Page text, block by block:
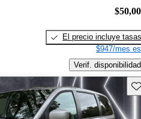
El precio incluye tasas
$947/mes
Verif. disponibilidad